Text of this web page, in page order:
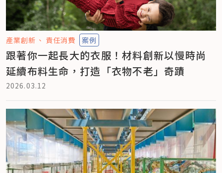
產業創新 責任消費 案例
跟著你一起長大的衣服！材料創新以慢時尚
延續布料生命，打造「衣物不老」奇蹟
2026.03.12